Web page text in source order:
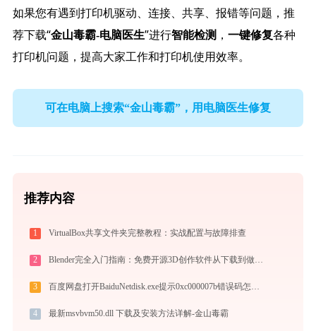
如果您有遇到打印机驱动、连接、共享、报错等问题，推
荐下载“金山毒霸-电脑医生”进行智能检测， 一键修复各种
打印机问题，提高大家工作和打印机使用效率。
可在电脑上搜索“金山毒霸”，用电脑医生修复
推荐内容
1 VirtualBox共享文件夹完整教程：实战配置与故障排查
2 Blender完全入门指南：免费开源3D创作软件从下载到做出第一个作品（2026最新）
3 百度网盘打开BaiduNetdisk.exe提示0xc000007b错误码怎么办
4 最新msvbvm50.dll 下载及安装方法详解-金山毒霸